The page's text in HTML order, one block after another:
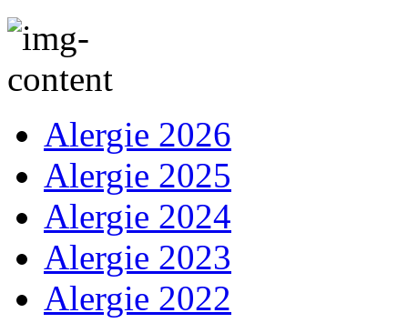
Alergie 2026
Alergie 2025
Alergie 2024
Alergie 2023
Alergie 2022